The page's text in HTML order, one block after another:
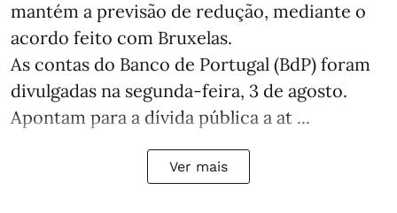
mantém a previsão de redução, mediante o
acordo feito com Bruxelas.
As contas do Banco de Portugal (BdP) foram
divulgadas na segunda-feira, 3 de agosto.
Apontam para a dívida pública a at ...
Ver mais